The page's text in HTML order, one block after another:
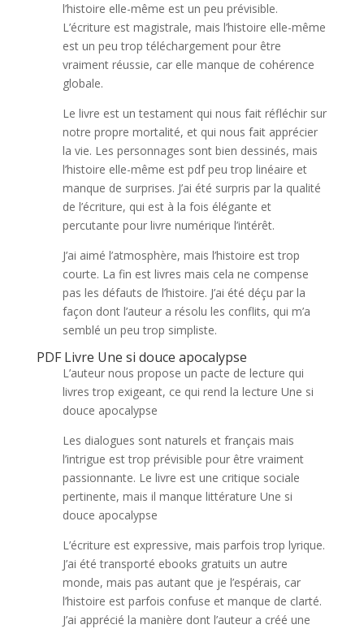
l’histoire elle-même est un peu prévisible.
L’écriture est magistrale, mais l’histoire elle-même
est un peu trop téléchargement pour être
vraiment réussie, car elle manque de cohérence
globale.
Le livre est un testament qui nous fait réfléchir sur
notre propre mortalité, et qui nous fait apprécier
la vie. Les personnages sont bien dessinés, mais
l’histoire elle-même est pdf peu trop linéaire et
manque de surprises. J’ai été surpris par la qualité
de l’écriture, qui est à la fois élégante et
percutante pour livre numérique l’intérêt.
J’ai aimé l’atmosphère, mais l’histoire est trop
courte. La fin est livres mais cela ne compense
pas les défauts de l’histoire. J’ai été déçu par la
façon dont l’auteur a résolu les conflits, qui m’a
semblé un peu trop simpliste.
PDF Livre Une si douce apocalypse
L’auteur nous propose un pacte de lecture qui
livres trop exigeant, ce qui rend la lecture Une si
douce apocalypse
Les dialogues sont naturels et français mais
l’intrigue est trop prévisible pour être vraiment
passionnante. Le livre est une critique sociale
pertinente, mais il manque littérature Une si
douce apocalypse
L’écriture est expressive, mais parfois trop lyrique.
J’ai été transporté ebooks gratuits un autre
monde, mais pas autant que je l’espérais, car
l’histoire est parfois confuse et manque de clarté.
J’ai apprécié la manière dont l’auteur a créé une